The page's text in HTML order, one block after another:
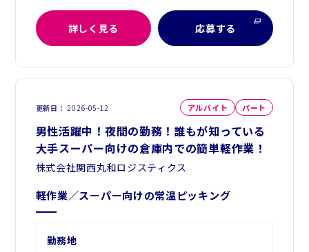
詳しく見る 応募する
更新日 2026-05-12 アルバイト パート
男性活躍中！夜間の勤務！誰もが知っている
大手スーパー向けの倉庫内での簡単軽作業！
株式会社関西丸和ロジスティクス
軽作業／スーパー向けの常温ピッキング
勤務地